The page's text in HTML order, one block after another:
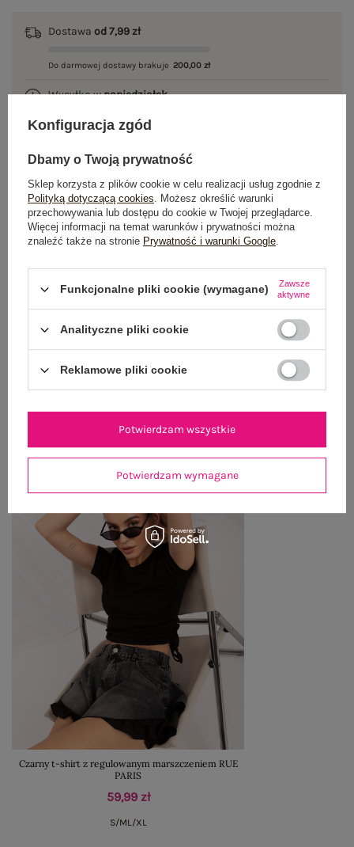
Dostawa od 7,99 zł
Do darmowej dostawy brakuje 200,00 zł
Wysyłka wponiedziałek
100 dni na zwrot
OPIS PRODUKTU
GŁÓWNE PARAMETRY
OPINIE O PRODUKCIE (1)
WYSYŁKA I DOSTAWA
ZWROTY I REKLAMACJE
PRODUKTY ZE STYLIZACJI
Czarny t-shirt z regulowanym marszczeniem RUE
PARIS
59,99 zł
S/ML/XL
Konfiguracja zgód
Dbamy o Twoją prywatność
Sklep korzysta z plików cookie w celu realizacji usług zgodnie z
Polityką dotyczącą cookies. Możesz określić warunki
przechowywania lub dostępu do cookie w Twojej przeglądarce.
Więcej informacji na temat warunków i prywatności można
znaleźć także na stronie Prywatność i warunki Google.
Funkcjonalne pliki cookie (wymagane)
Zawsze
aktywne
Analityczne pliki cookie
Reklamowe pliki cookie
Potwierdzam wymagane
Potwierdzam wszystkie